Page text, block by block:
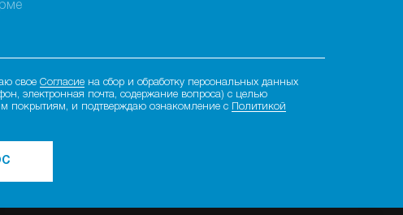
свое Согласие на сбор и обработку персональных данных
электронная почта, содержание вопроса) с целью
покрытиям, и подтверждаю ознакомление с
Политикой